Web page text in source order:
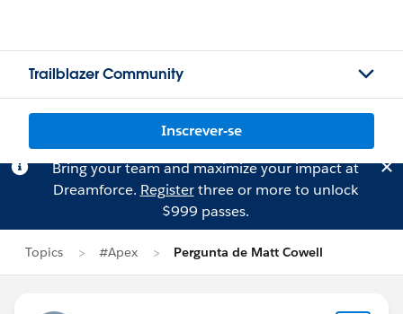
Trailblazer Community
Inscrever-se
Bring your team and maximize your impact at
Dreamforce. Registerthree or more to unlock
$999 passes.
Topics #Apex Pergunta de Matt Cowell